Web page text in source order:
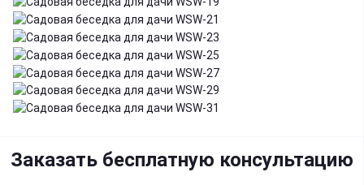
Заказать бесплатную консультацию